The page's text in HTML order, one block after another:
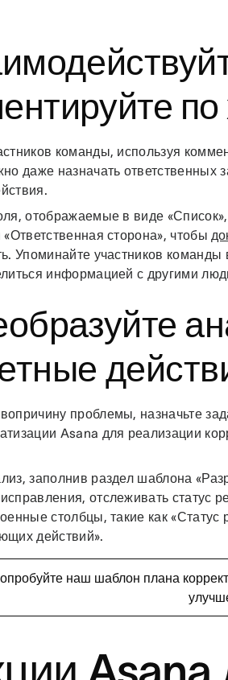
команды, используя
даже назначать ответственных
отображаемые в виде
«Ответственная сторона», чтобы
Упоминайте участников
информацией с другими
проблемы, назначьте
Asana для реализации
заполнив раздел шаблона
отслеживать статус
столбцы, такие как
действий».
наш шаблон плана